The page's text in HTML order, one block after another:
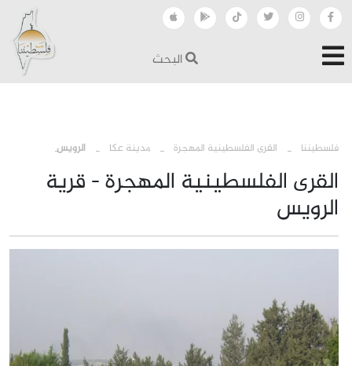
البحث
فلسطيننا › القرى الفلسطينية المهجرة مدينة عكا الرويس
القرى الفلسطينية المهجرة - قرية
الرويس